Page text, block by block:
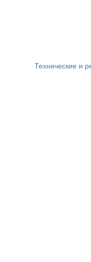
Технические и